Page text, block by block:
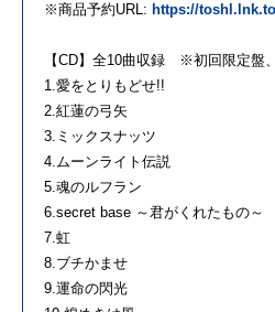
※商品予約URL: https://
【CD】全10曲収録 ※初回限定盤
1.愛をとりもどせ!!
2.紅蓮の弓矢
3.ミックスナッツ
4.ムーンライト伝説
5.魂のルフラン
6.secret base ～君がくれたもの～
7.虹
8.ブチかませ
9.運命の閃光